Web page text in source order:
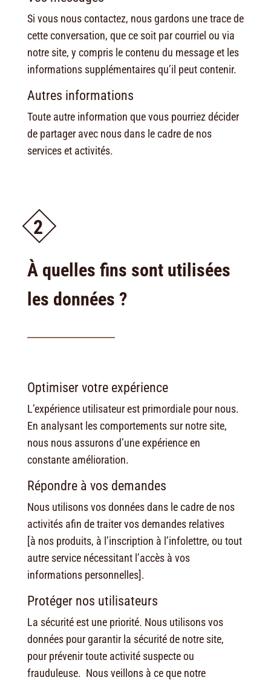
Si vous nous contactez, nous gardons une trace de
cette conversation, que ce soit par courriel ou via
notre site, y compris le contenu du message et les
informations supplémentaires qu’il peut contenir.
Autres informations
Toute autre information que vous pourriez décider
de partager avec nous dans le cadre de nos
services et activités.
2
À quelles fins sont utilisées
les données ?
Optimiser votre expérience
L’expérience utilisateur est primordiale pour nous.
En analysant les comportements sur notre site,
nous nous assurons d’une expérience en
constante amélioration.
Répondre à vos demandes
Nous utilisons vos données dans le cadre de nos
activités afin de traiter vos demandes relatives
[à nos produits, à l’inscription à l’infolettre, ou tout
autre service nécessitant l’accès à vos
informations personnelles].
Protéger nos utilisateurs
La sécurité est une priorité. Nous utilisons vos
données pour garantir la sécurité de notre site,
pour prévenir toute activité suspecte ou
frauduleuse. Nous veillons à ce que notre